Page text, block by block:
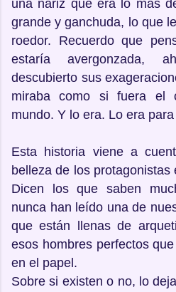
una nariz que era lo más
grande y ganchuda, lo que
roedor. Recuerdo que
estaría avergonzada,
descubierto sus
miraba como si fuera el
mundo. Y lo era. Lo era
Esta historia viene a
belleza de los
Dicen los que saben
nunca han leído una de
que están llenas de
esos hombres perfectos
en el papel.
Sobre si existen o no, lo